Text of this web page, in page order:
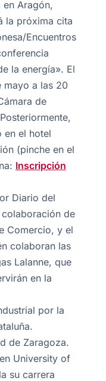
en Aragón,
la próxima cita
Encuentros
la energía». El
mayo a las 20
de
en el hotel
(pinche en el
Inscripción
Diario del
de
Comercio, y el
colaboran las
Lalanne, que
en la
por la
de Zaragoza.
University of
su carrera